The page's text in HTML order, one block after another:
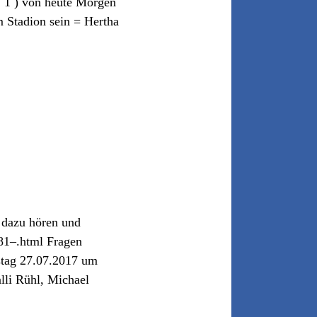
Stadion sein = Hertha
hören und
Fragen
27.07.2017 um
Rühl, Michael